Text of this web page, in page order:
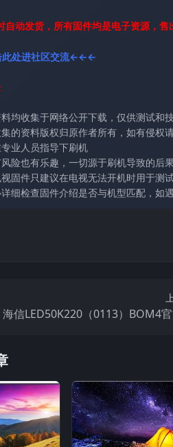
自动发货，所有固件均是电子资源，
处进社区交流←←←
均收集于网络公开下载，仅供测试和
的资料版权归原作者所有，如有侵权
业人员指导下刷机
险也有乐趣，一切源于刷机导致的后
固件只建议在电视无法开机时用于测
细检查固件介绍是否与机型匹配，如
海信LED50K220（0113）BOM4官